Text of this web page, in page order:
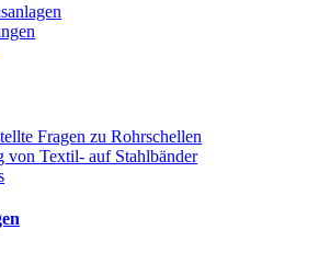
Fragen zu Rohrschellen
von Textil- auf Stahlbänder